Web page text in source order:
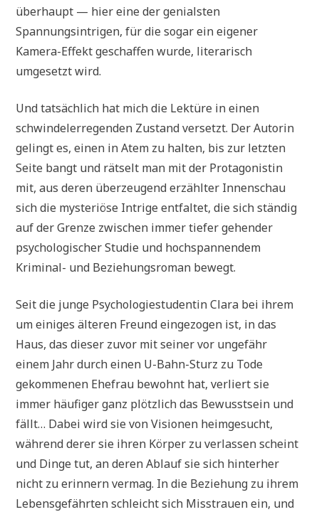
überhaupt — hier eine der genialsten
Spannungsintrigen, für die sogar ein eigener
Kamera-Effekt geschaffen wurde, literarisch
umgesetzt wird.
Und tatsächlich hat mich die Lektüre in einen
schwindelerregenden Zustand versetzt. Der Autorin
gelingt es, einen in Atem zu halten, bis zur letzten
Seite bangt und rätselt man mit der Protagonistin
mit, aus deren überzeugend erzählter Innenschau
sich die mysteriöse Intrige entfaltet, die sich ständig
auf der Grenze zwischen immer tiefer gehender
psychologischer Studie und hochspannendem
Kriminal- und Beziehungsroman bewegt.
Seit die junge Psychologiestudentin Clara bei ihrem
um einiges älteren Freund eingezogen ist, in das
Haus, das dieser zuvor mit seiner vor ungefähr
einem Jahr durch einen U-Bahn-Sturz zu Tode
gekommenen Ehefrau bewohnt hat, verliert sie
immer häufiger ganz plötzlich das Bewusstsein und
fällt… Dabei wird sie von Visionen heimgesucht,
während derer sie ihren Körper zu verlassen scheint
und Dinge tut, an deren Ablauf sie sich hinterher
nicht zu erinnern vermag. In die Beziehung zu ihrem
Lebensgefährten schleicht sich Misstrauen ein, und